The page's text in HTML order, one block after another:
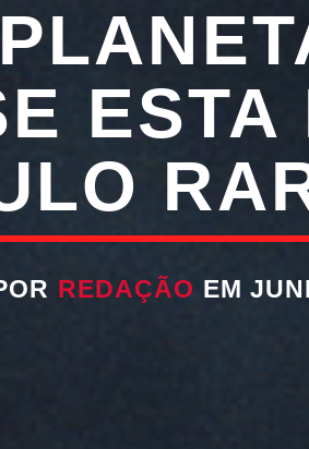
ESTA
REDAÇÃO EM